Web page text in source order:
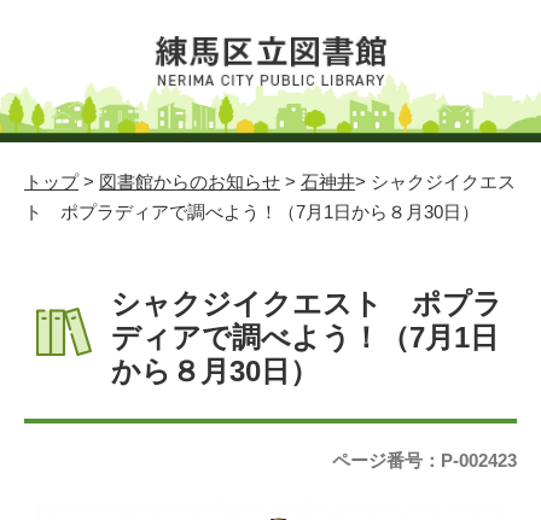
トップ> 図書館からのお知らせ > 石神井> シャクジイクエス
ト ポプラディアで調べよう！（7月1日から８月30日）
シャクジイクエスト ポプラ
ディアで調べよう！（7月1日
から８月30日）
ページ番号：P-002423